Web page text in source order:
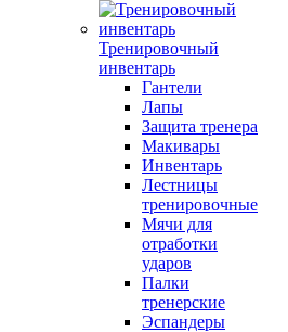
Тренировочный
инвентарь
Гантели
Лапы
Защита тренера
Макивары
Инвентарь
Лестницы
тренировочные
Мячи для
отработки
ударов
Палки
тренерские
Эспандеры